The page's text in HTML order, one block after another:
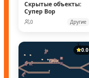
Скрытые объекты:
Супер Вор
0 Другие
0.0